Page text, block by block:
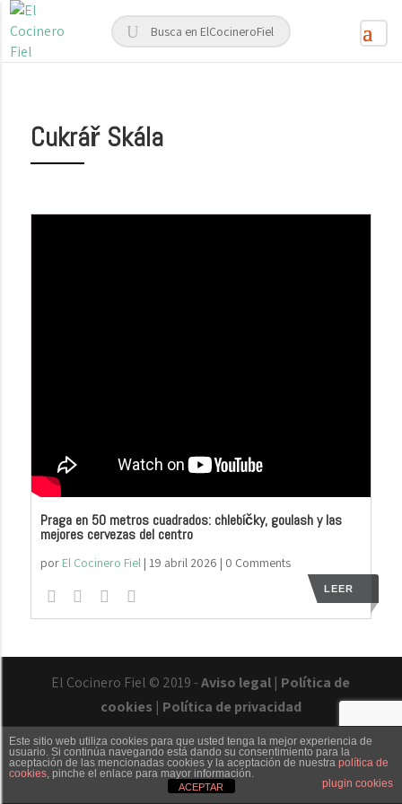
Cukrář Skála
Praga en 50 metros cuadrados: chlebíčky, goulash y las
mejores cervezas del centro
por El Cocinero Fiel| 19 abril 2026 | 0 Comments
LEER
El Cocinero Fiel © 2019 -Aviso legal | Política de
cookies | Política de privacidad
Txaber Allué Redes sociales Contacto
Este sitio web utiliza cookies para que usted tenga la mejor experiencia de
usuario. Si continúa navegando está dando su consentimiento para la
aceptación de las mencionadas cookies y la aceptación de nuestra política de
cookies, pinche el enlace para mayor información.
plugin cookies
ACEPTAR